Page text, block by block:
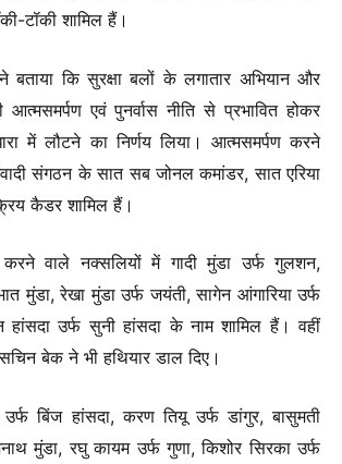
टॉकी शामिल हैं।
बताया कि सुरक्षा बलों के लगातार अभियान और
एवं पुनर्वास नीति से प्रभावित होकर
में लौटने का निर्णय लिया। आत्मसमर्पण करने
संगठन के सात सब जोनल कमांडर, सात एरिया
कैडर शामिल हैं।
वाले नक्सलियों में गादी मुंडा उर्फ गुलशन,
मुंडा, रेखा मुंडा उर्फ जयंती, सागेन आंगारिया उर्फ
उर्फ सुनी हांसदा के नाम शामिल हैं। वहीं
बेक ने भी हथियार डाल दिए।
बिंज हांसदा, करण तियू उर्फ डांगुर, बासुमती
मुंडा, रघु कायम उर्फ गुणा, किशोर सिरका उर्फ